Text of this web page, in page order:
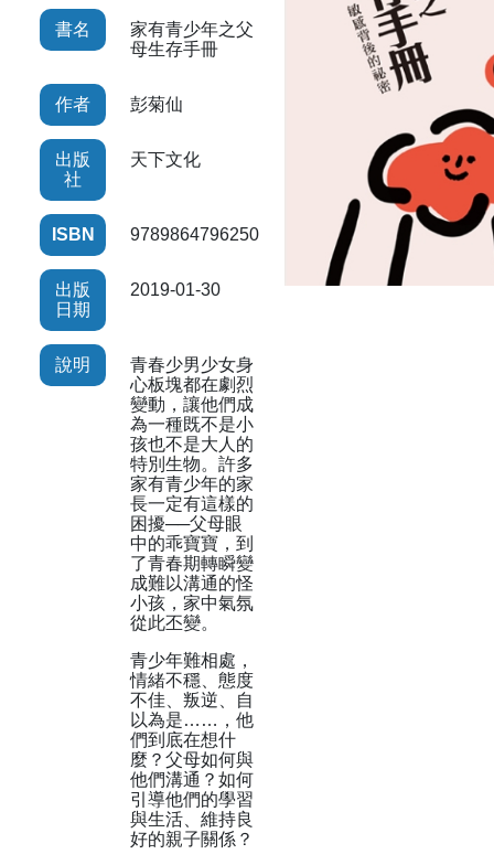
書名
家有青少年之父
母生存手冊
作者 彭菊仙
出版
社
天下文化
ISBN 9789864796250
出版
日期
2019-01-30
說明
青春少男少女身
心板塊都在劇烈
變動，讓他們成
為一種既不是小
孩也不是大人的
特別生物。許多
家有青少年的家
長一定有這樣的
困擾──父母眼
中的乖寶寶，到
了青春期轉瞬變
成難以溝通的怪
小孩，家中氣氛
從此丕變。
青少年難相處，
情緒不穩、態度
不佳、叛逆、自
以為是……，他
們到底在想什
麼？父母如何與
他們溝通？如何
引導他們的學習
與生活、維持良
好的親子關係？